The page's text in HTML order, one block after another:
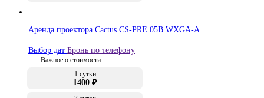
Аренда проектора Cactus CS-PRE.05B.WXGA-A
Выбор дат Бронь по телефону
Важное о стоимости
1 сутки
1400 ₽